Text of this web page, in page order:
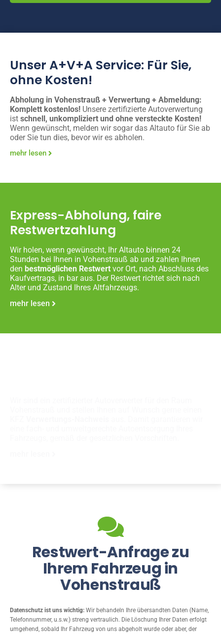
Unser A+V+A Service: Für Sie,
ohne Kosten!
Abholung in Vohenstrauß + Verwertung + Abmeldung:
Komplett kostenlos! Unsere zertifizierte Autoverwertung
ist schnell, unkompliziert und ohne versteckte Kosten!
Wenn gewünscht, melden wir sogar das Altauto für Sie ab
oder Sie tun dies, bevor wir es abholen.
mehr lesen
Express-Abholung, faire
Restwertzahlung
Wir holen, wenn gewünscht, Ihr Altauto binnen 24
Stunden bei Ihnen in Vohenstrauß ab und zahlen Ihnen
den bestmöglichen Restwert vor Ort, nach Abschluss des
Kaufvertrags, in bar aus. Der Restwert richtet sich nach
Alter und Zustand Ihres Altfahrzeugs.
mehr lesen
Restwert-Anfrage zu
Ihrem Fahrzeug in
Vohenstrauß
Datenschutz ist uns wichtig: Wir behandeln Ihre übersandten Daten (Name,
Telefonnummer, u.s.w.) streng vertraulich. Die Löschung Ihrer Daten erfolgt
umgehend, sobald Ihr Fahrzeug von uns abgeholt wurde oder aber, der